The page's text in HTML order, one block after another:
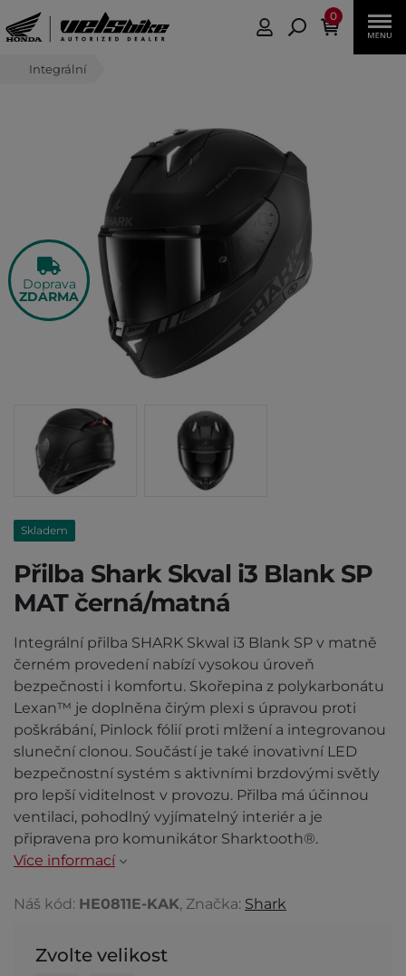
0
Integrální
Doprava
ZDARMA
Skladem
Přilba Shark Skval i3 Blank SP
MAT černá/matná
Integrální přilba SHARK Skwal i3 Blank SP v matně
černém provedení nabízí vysokou úroveň
bezpečnosti i komfortu. Skořepina z polykarbonátu
Lexan™ je doplněna čirým plexi s úpravou proti
poškrábání, Pinlock fólií proti mlžení a integrovanou
sluneční clonou. Součástí je také inovativní LED
bezpečnostní systém s aktivními brzdovými světly
pro lepší viditelnost v provozu. Přilba má účinnou
ventilaci, pohodlný vyjímatelný interiér a je
připravena pro komunikátor Sharktooth®.
Více informací
Náš kód: HE0811E-KAK, Značka: Shark
Zvolte velikost